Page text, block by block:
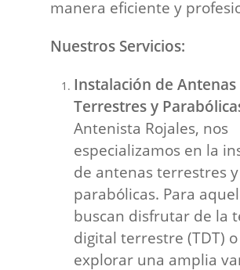
manera eficiente y
Nuestros Servicios:
Instalación de Antenas
Terrestres y
Antenista Rojales, nos
especializamos en la
de antenas terrestres y
parabólicas. Para
buscan disfrutar de la
digital terrestre (TDT) o
explorar una amplia